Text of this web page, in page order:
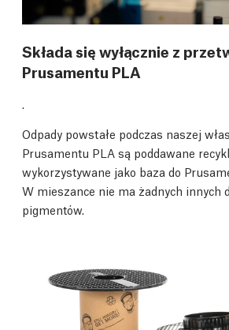
Składa się wyłącznie z
Prusamentu PLA
Odpady powstałe podczas naszej
Prusamentu PLA są poddawane
wykorzystywane jako baza do
W mieszance nie ma żadnych innych
pigmentów.